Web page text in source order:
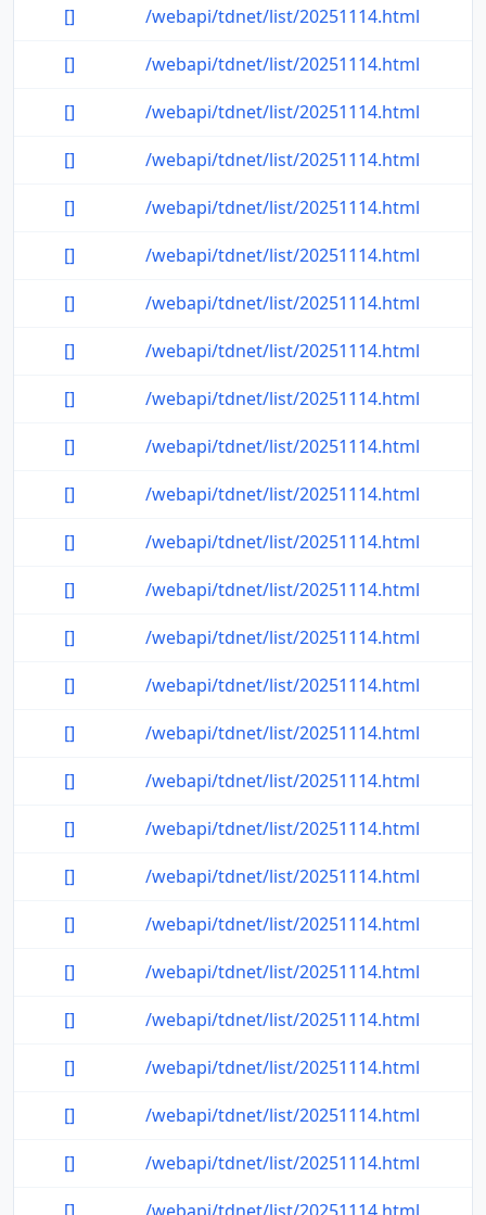
[]
/webapi/tdnet/list/20251114.html
[]
/webapi/tdnet/list/20251114.html
[]
/webapi/tdnet/list/20251114.html
[]
/webapi/tdnet/list/20251114.html
[]
/webapi/tdnet/list/20251114.html
[]
/webapi/tdnet/list/20251114.html
[]
/webapi/tdnet/list/20251114.html
[]
/webapi/tdnet/list/20251114.html
[]
/webapi/tdnet/list/20251114.html
[]
/webapi/tdnet/list/20251114.html
[]
/webapi/tdnet/list/20251114.html
[]
/webapi/tdnet/list/20251114.html
[]
/webapi/tdnet/list/20251114.html
[]
/webapi/tdnet/list/20251114.html
[]
/webapi/tdnet/list/20251114.html
[]
/webapi/tdnet/list/20251114.html
[]
/webapi/tdnet/list/20251114.html
[]
/webapi/tdnet/list/20251114.html
[]
/webapi/tdnet/list/20251114.html
[]
/webapi/tdnet/list/20251114.html
[]
/webapi/tdnet/list/20251114.html
[]
/webapi/tdnet/list/20251114.html
[]
/webapi/tdnet/list/20251114.html
[]
/webapi/tdnet/list/20251114.html
[]
/webapi/tdnet/list/20251114.html